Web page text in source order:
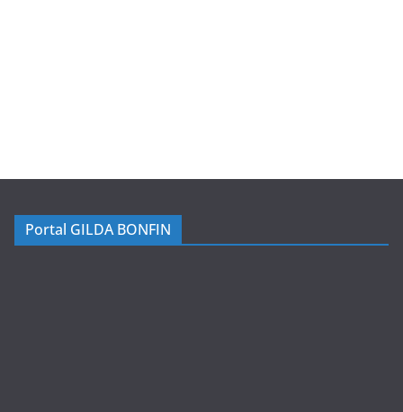
Portal GILDA BONFIN